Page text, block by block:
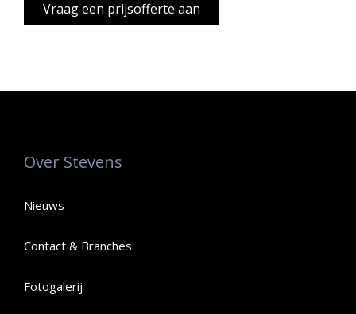
Over Stevens
Nieuws
Contact & Branches
Fotogalerij